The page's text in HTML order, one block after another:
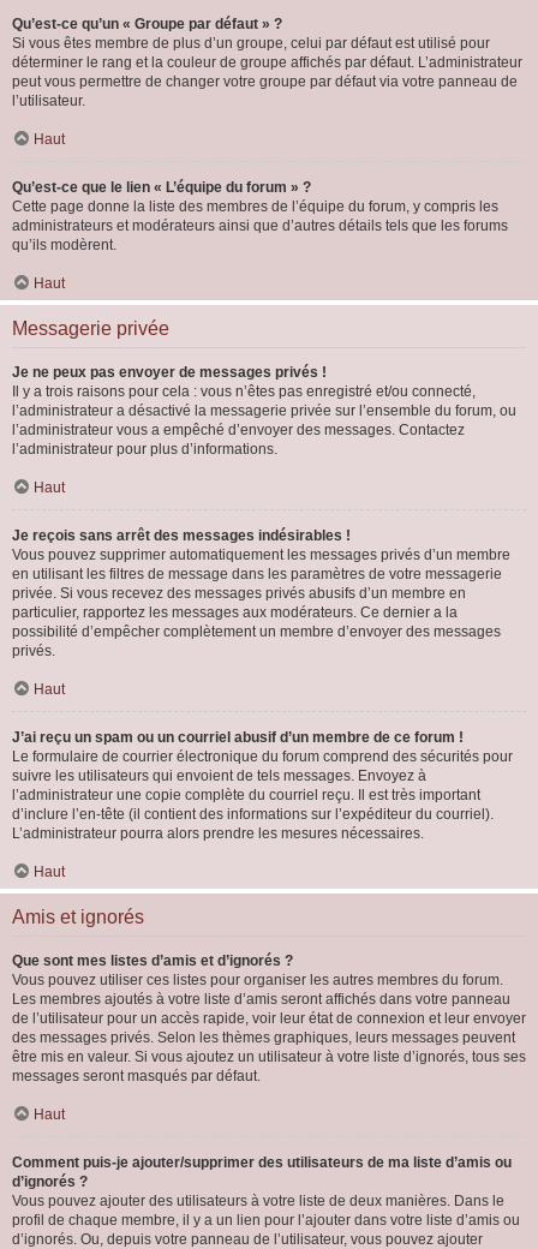
Qu’est-ce qu’un « Groupe par défaut » ?
Si vous êtes membre de plus d’un groupe, celui par défaut est utilisé pour
déterminer le rang et la couleur de groupe affichés par défaut. L’administrateur
peut vous permettre de changer votre groupe par défaut via votre panneau de
l’utilisateur.
Haut
Qu’est-ce que le lien « L’équipe du forum » ?
Cette page donne la liste des membres de l’équipe du forum, y compris les
administrateurs et modérateurs ainsi que d’autres détails tels que les forums
qu’ils modèrent.
Haut
Messagerie privée
Je ne peux pas envoyer de messages privés !
Il y a trois raisons pour cela : vous n’êtes pas enregistré et/ou connecté,
l’administrateur a désactivé la messagerie privée sur l’ensemble du forum, ou
l’administrateur vous a empêché d’envoyer des messages. Contactez
l’administrateur pour plus d’informations.
Haut
Je reçois sans arrêt des messages indésirables !
Vous pouvez supprimer automatiquement les messages privés d’un membre
en utilisant les filtres de message dans les paramètres de votre messagerie
privée. Si vous recevez des messages privés abusifs d’un membre en
particulier, rapportez les messages aux modérateurs. Ce dernier a la
possibilité d’empêcher complètement un membre d’envoyer des messages
privés.
Haut
J’ai reçu un spam ou un courriel abusif d’un membre de ce forum !
Le formulaire de courrier électronique du forum comprend des sécurités pour
suivre les utilisateurs qui envoient de tels messages. Envoyez à
l’administrateur une copie complète du courriel reçu. Il est très important
d’inclure l’en-tête (il contient des informations sur l’expéditeur du courriel).
L’administrateur pourra alors prendre les mesures nécessaires.
Haut
Amis et ignorés
Que sont mes listes d’amis et d’ignorés ?
Vous pouvez utiliser ces listes pour organiser les autres membres du forum.
Les membres ajoutés à votre liste d’amis seront affichés dans votre panneau
de l’utilisateur pour un accès rapide, voir leur état de connexion et leur envoyer
des messages privés. Selon les thèmes graphiques, leurs messages peuvent
être mis en valeur. Si vous ajoutez un utilisateur à votre liste d’ignorés, tous ses
messages seront masqués par défaut.
Haut
Comment puis-je ajouter/supprimer des utilisateurs de ma liste d’amis ou
d’ignorés ?
Vous pouvez ajouter des utilisateurs à votre liste de deux manières. Dans le
profil de chaque membre, il y a un lien pour l’ajouter dans votre liste d’amis ou
d’ignorés. Ou, depuis votre panneau de l’utilisateur, vous pouvez ajouter